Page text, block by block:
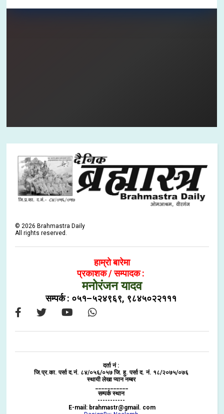
©2026 Brahmastra Daily
All rights reserved.
हाम्रो बारेमा
प्रकाशक / सम्पादक :
मनोरंजन यादव
सम्पर्क : ०५१–५२४९६९, ९८४५०२२१११
दर्ता नं :
जि.प्र.का. पर्सा द.नं. ८४/०५६/०५७ जि. हु. पर्सा द. नं. १८/२०७५/०७६
स्थायी लेखा प्यान नम्बर
___________
सम्पर्क स्थान
-----------
E-mail: brahmastr@gmail. com